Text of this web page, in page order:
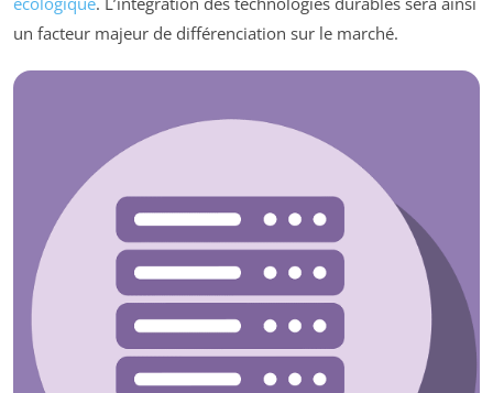
un facteur majeur de différenciation sur le marché.